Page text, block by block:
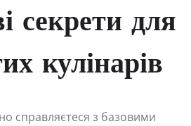
секрети для
кулінарів
справляєтеся з базовими